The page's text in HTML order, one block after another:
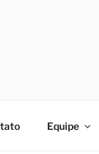
Equipe